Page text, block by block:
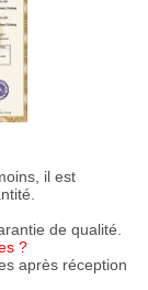
il est
de qualité.
?
après réception